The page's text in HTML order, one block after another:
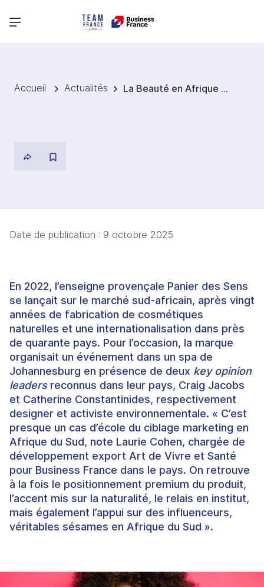
Menu principal
Accueil Actualités La Beauté en Afrique du Sud : innovation, durabilité et adaptation locale
Date de publication : 9 octobre 2025
En 2022, l’enseigne provençale Panier des Sens
se lançait sur le marché sud-africain, après vingt
années de fabrication de cosmétiques
naturelles et une internationalisation dans près
de quarante pays. Pour l’occasion, la marque
organisait un événement dans un spa de
Johannesburg en présence de deux key opinion
leadersreconnus dans leur pays, Craig Jacobs
et Catherine Constantinides, respectivement
designer et activiste environnementale. « C’est
presque un cas d’école du ciblage marketing en
Afrique du Sud, note Laurie Cohen, chargée de
développement export Art de Vivre et Santé
pour Business France dans le pays. On retrouve
à la fois le positionnement premium du produit,
l’accent mis sur la naturalité, le relais en institut,
mais également l’appui sur des influenceurs,
véritables sésames en Afrique du Sud ».